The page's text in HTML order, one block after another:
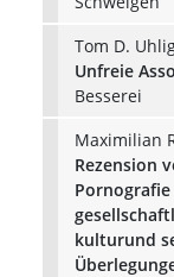
Tom D.
Unfreie
Besserei
Maximilian
Rezension
kulturund